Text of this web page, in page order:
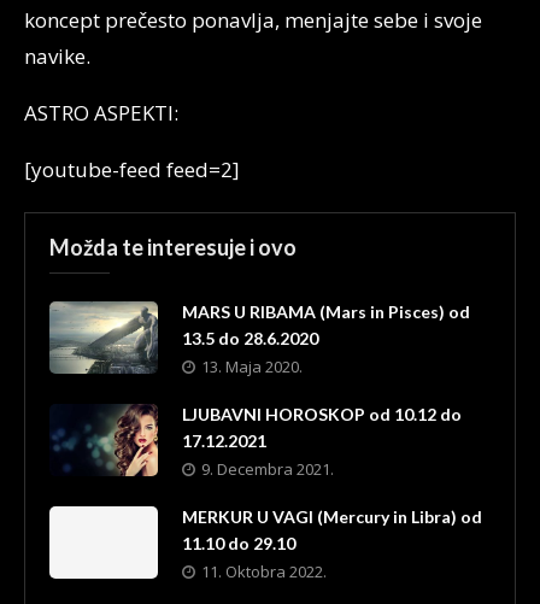
koncept prečesto ponavlja, menjajte sebe i svoje
navike.
ASTRO ASPEKTI:
[youtube-feed feed=2]
Možda te interesuje i ovo
MARS U RIBAMA (Mars in Pisces) od
13.5 do 28.6.2020
13. Maja 2020.
LJUBAVNI HOROSKOP od 10.12 do
17.12.2021
9. Decembra 2021.
MERKUR U VAGI (Mercury in Libra) od
11.10 do 29.10
11. Oktobra 2022.